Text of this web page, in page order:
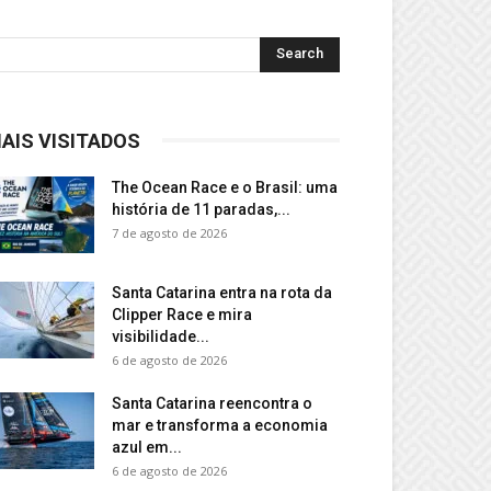
VISITADOS
The Ocean Race e o Brasil: uma
história de 11 paradas,...
7 de agosto de 2026
Santa Catarina entra na rota da
Clipper Race e mira
visibilidade...
6 de agosto de 2026
Santa Catarina reencontra o
mar e transforma a economia
azul em...
6 de agosto de 2026